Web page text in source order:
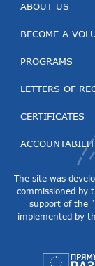
ABOUT US
BECOME A
PROGRAMS
LETTERS OF
CERTIFICATES
The site was
commissioned by
support of the
implemented by